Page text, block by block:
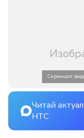
Скриншот
Читай
НТС